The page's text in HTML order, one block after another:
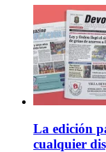
La edición
cualquier